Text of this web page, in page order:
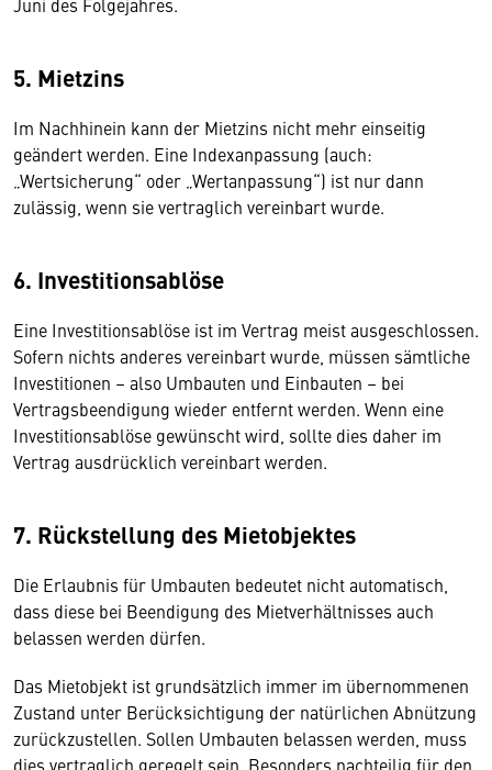
5. Mietzins
Im Nachhinein kann der Mietzins nicht mehr einseitig
geändert werden. Eine Indexanpassung (auch:
„Wertsicherung“ oder „Wertanpassung“) ist nur dann
zulässig, wenn sie vertraglich vereinbart wurde.
6. Investitionsablöse
Eine Investitionsablöse ist im Vertrag meist ausgeschlossen.
Sofern nichts anderes vereinbart wurde, müssen sämtliche
Investitionen – also Umbauten und Einbauten – bei
Vertragsbeendigung wieder entfernt werden. Wenn eine
Investitionsablöse gewünscht wird, sollte dies daher im
Vertrag ausdrücklich vereinbart werden.
7. Rückstellung des Mietobjektes
Die Erlaubnis für Umbauten bedeutet nicht automatisch,
dass diese bei Beendigung des Mietverhältnisses auch
belassen werden dürfen.
Das Mietobjekt ist grundsätzlich immer im übernommenen
Zustand unter Berücksichtigung der natürlichen Abnützung
zurückzustellen. Sollen Umbauten belassen werden, muss
dies vertraglich geregelt sein. Besonders nachteilig für den